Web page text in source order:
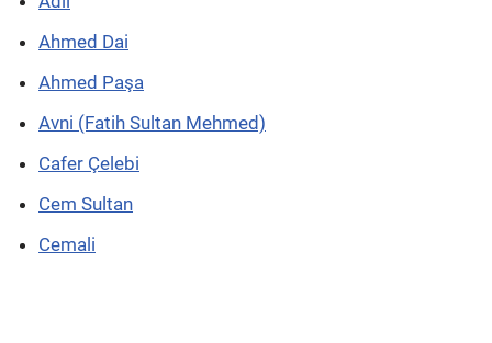
Ahmed Dai
Ahmed Paşa
Avni (Fatih Sultan Mehmed)
Cafer Çelebi
Cem Sultan
Cemali